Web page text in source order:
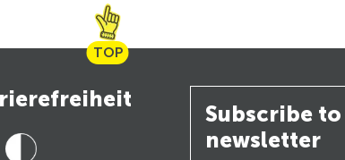
TOP
Subscribe
newsletter